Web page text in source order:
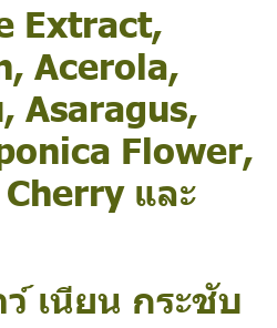
Extract,
Acerola,
Asaragus,
Flower,
และ
เนียน กระชับ